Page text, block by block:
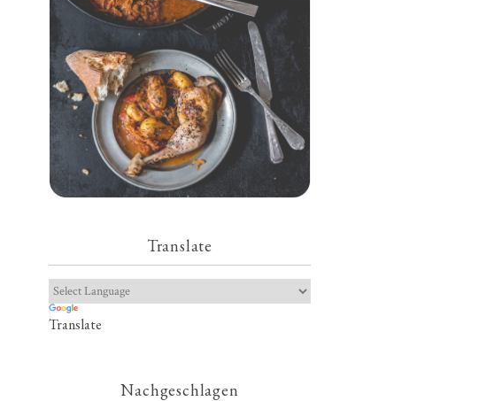
Geschmorte Hähnchenschenkel auf
Paprikakraut und kleinen Kartoffeln
Translate
Translate
Nachgeschlagen